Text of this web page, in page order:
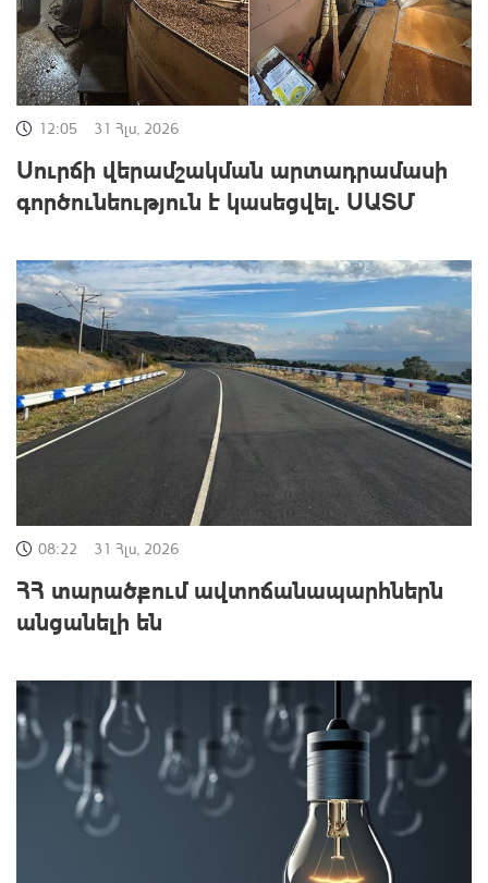
12:05 31 Հլս, 2026
Սուրճի վերամշակման արտադրամասի
գործունեություն է կասեցվել. ՍԱՏՄ
08:22 31 Հլս, 2026
ՀՀ տարածքում ավտոճանապարհներն
անցանելի են